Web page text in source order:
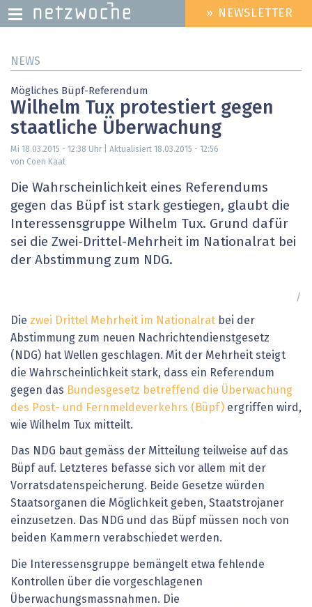
zum
HEADER
MENU
» NEWSLETTER
NEWS
Mögliches Büpf-Referendum
Wilhelm Tux protestiert gegen
staatliche Überwachung
Mi 18.03.2015 - 12:38 Uhr | Aktualisiert 18.03.2015 - 12:56
von Coen Kaat
Die Wahrscheinlichkeit eines Referendums
gegen das Büpf ist stark gestiegen, glaubt die
Interessensgruppe Wilhelm Tux. Grund dafür
sei die Zwei-Drittel-Mehrheit im Nationalrat bei
der Abstimmung zum NDG.
/
Die zwei Drittel Mehrheit im Nationalrat bei der
Abstimmung zum neuen Nachrichtendienstgesetz
(NDG) hat Wellen geschlagen. Mit der Mehrheit steigt
die Wahrscheinlichkeit stark, dass ein Referendum
gegen das Bundesgesetz betreffend die Überwachung
des Post- und Fernmeldeverkehrs (Büpf) ergriffen wird,
wie Wilhelm Tux mitteilt.
Das NDG baut gemäss der Mitteilung teilweise auf das
Büpf auf. Letzteres befasse sich vor allem mit der
Vorratsdatenspeicherung. Beide Gesetze würden
Staatsorganen die Möglichkeit geben, Staatstrojaner
einzusetzen. Das NDG und das Büpf müssen noch von
beiden Kammern verabschiedet werden.
Die Interessensgruppe bemängelt etwa fehlende
Kontrollen über die vorgeschlagenen
Überwachungsmassnahmen. Die